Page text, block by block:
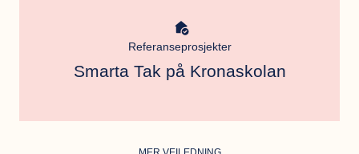
Referanseprosjekter
Smarta Tak på Kronaskolan